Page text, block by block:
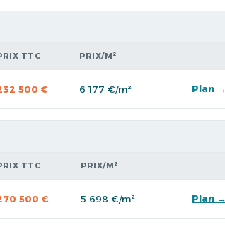
TTC PRIX/M²
500 € 6 177 €/m² Plan →
TTC PRIX/M²
500 € 5 698 €/m² Plan →